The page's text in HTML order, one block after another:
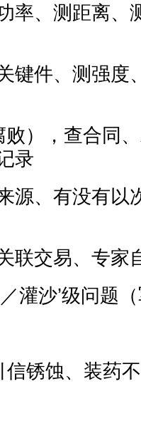
率、测距离、
键件、测强度
），查合同
录
源、有没有以
联交易、专
灌沙’级问题
锈蚀、装药